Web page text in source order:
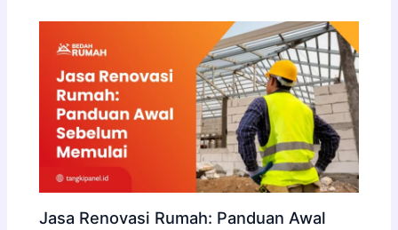
Jasa Renovasi Rumah: Panduan Awal